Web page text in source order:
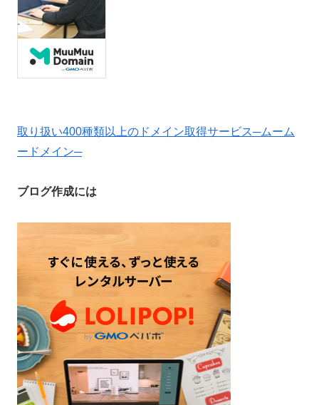
取り扱い400種類以上のドメイン取得サービス─ムーム
ードメイン─
ブログ作成には